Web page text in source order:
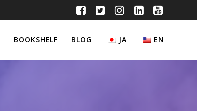
BOOKSHELF BLOG JA EN